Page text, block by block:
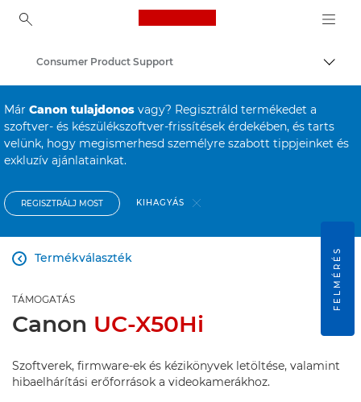
Canon Logo, back to
Consumer Product Support
Már Canon tulajdonos vagy? Regisztráld termékedet a
szoftver- és készülékszoftver-frissítések érdekében, és tarts
velünk, hogy megismerhesd személyre szabott tippjeinket és
exkluzív ajánlatainkat.
REGISZTRÁLJ MOST KIHAGYÁS
Termékválaszték

TÁMOGATÁS
Canon UC-X50Hi
Szoftverek, firmware-ek és kézikönyvek letöltése, valamint
hibaelhárítási erőforrások a videokamerákhoz.
FELMÉRÉS